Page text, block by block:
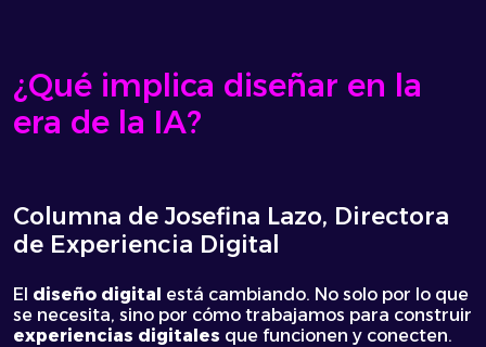
¿Qué implica diseñar en la
era de la IA?
Columna de Josefina Lazo, Directora
de Experiencia Digital
El diseño digital está cambiando. No solo por lo que
se necesita, sino por cómo trabajamos para construir
experiencias digitales que funcionen y conecten.